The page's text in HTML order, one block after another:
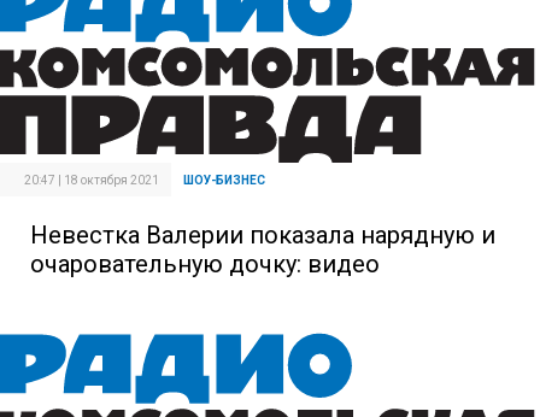
20:47 | 18 октября 2021 ШОУ-БИЗНЕС
Невестка Валерии показала нарядную и
очаровательную дочку: видео